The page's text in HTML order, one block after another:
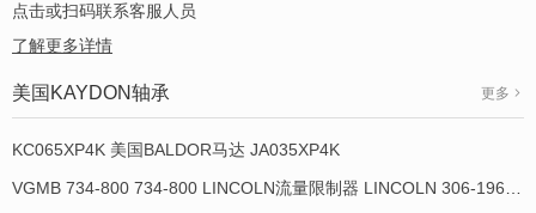
点击或扫码联系客服人员
了解更多详情
美国KAYDON轴承 更多
KC065XP4K 美国BALDOR马达 JA035XP4K